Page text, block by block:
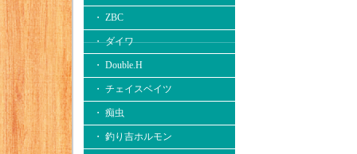
・ ZBC
・ ダイワ
・ Double.H
・ チェイスベイツ
・ 痴虫
・ 釣り吉ホルモン